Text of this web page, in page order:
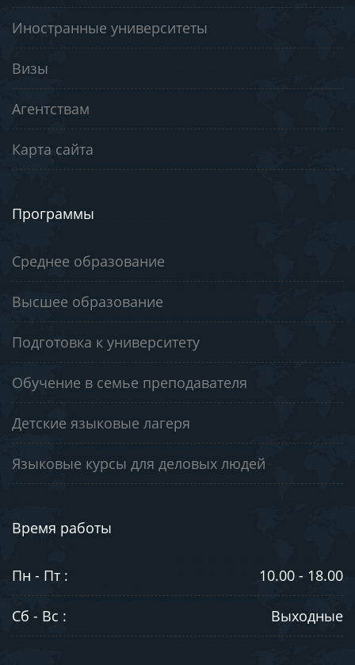
Иностранные университеты
Визы
Агентствам
Карта сайта
Программы
Среднее образование
Высшее образование
Подготовка к университету
Обучение в семье преподавателя
Детские языковые лагеря
Языковые курсы для деловых людей
Время работы
Пн - Пт : 10.00 - 18.00
Сб - Вс : Выходные